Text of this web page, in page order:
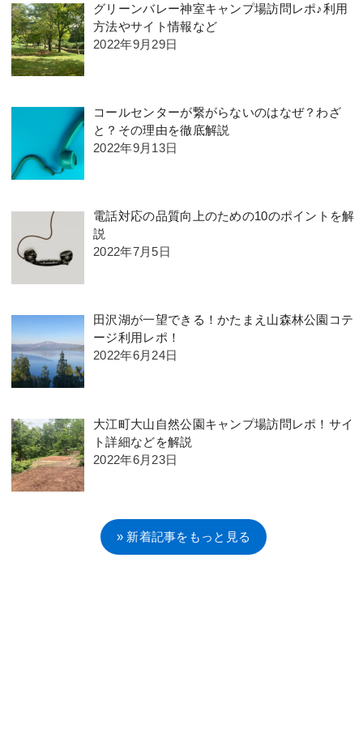
グリーンバレー神室キャンプ場訪問レポ♪利用
方法やサイト情報など
2022年9月29日
コールセンターが繋がらないのはなぜ？わざ
と？その理由を徹底解説
2022年9月13日
電話対応の品質向上のための10のポイントを解
説
2022年7月5日
田沢湖が一望できる！かたまえ山森林公園コテ
ージ利用レポ！
2022年6月24日
大江町大山自然公園キャンプ場訪問レポ！サイ
ト詳細などを解説
2022年6月23日
» 新着記事をもっと見る